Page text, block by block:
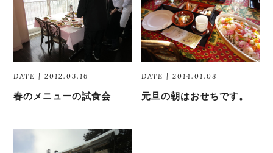
DATE | 2012.03.16
春のメニューの試食会
DATE | 2014.01.08
元旦の朝はおせちです。